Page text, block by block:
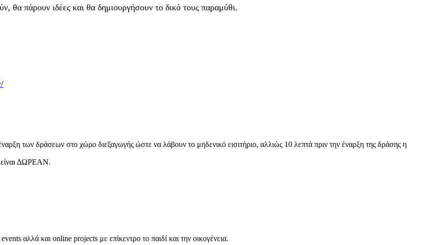
θα πάρουν ιδέες και θα δημιουργήσουν το δικό τους παραμύθι.
των δράσεων στο χώρο διεξαγωγής ώστε να λάβουν το μηδενικό εισιτήριο, αλλιώς 10 λεπτά πριν την έναρξη της δράσης η
είναι ΔΩΡΕΑΝ.
αλλά και online projects με επίκεντρο το παιδί και την οικογένεια.